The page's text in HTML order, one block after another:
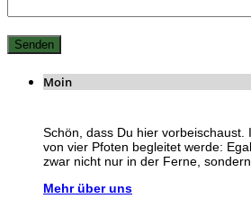
Moin
Schön, dass Du hier
von vier Pfoten begleitet werde:
zwar nicht nur in der Ferne,
Mehr über uns